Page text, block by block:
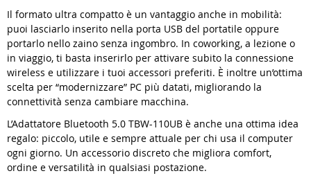
Il formato ultra compatto è un vantaggio anche in mobilità:
puoi lasciarlo inserito nella porta USB del portatile oppure
portarlo nello zaino senza ingombro. In coworking, a lezione o
in viaggio, ti basta inserirlo per attivare subito la connessione
wireless e utilizzare i tuoi accessori preferiti. È inoltre un’ottima
scelta per “modernizzare” PC più datati, migliorando la
connettività senza cambiare macchina.
L’Adattatore Bluetooth 5.0 TBW-110UB è anche una ottima idea
regalo: piccolo, utile e sempre attuale per chi usa il computer
ogni giorno. Un accessorio discreto che migliora comfort,
ordine e versatilità in qualsiasi postazione.